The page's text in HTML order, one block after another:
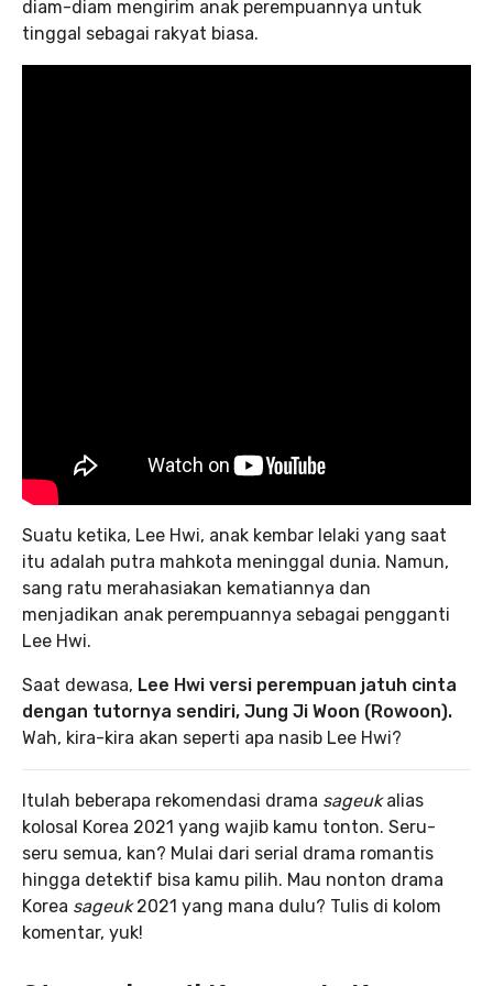
diam-diam mengirim anak perempuannya untuk
tinggal sebagai rakyat biasa.
Suatu ketika, Lee Hwi, anak kembar lelaki yang saat
itu adalah putra mahkota meninggal dunia. Namun,
sang ratu merahasiakan kematiannya dan
menjadikan anak perempuannya sebagai pengganti
Lee Hwi.
Saat dewasa, Lee Hwi versi perempuan jatuh cinta
dengan tutornya sendiri, Jung Ji Woon (Rowoon).
Wah, kira-kira akan seperti apa nasib Lee Hwi?
Itulah beberapa rekomendasi drama sageukalias
kolosal Korea 2021 yang wajib kamu tonton. Seru-
seru semua, kan? Mulai dari serial drama romantis
hingga detektif bisa kamu pilih. Mau nonton drama
Korea sageuk2021 yang mana dulu? Tulis di kolom
komentar, yuk!